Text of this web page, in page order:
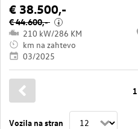
€ 38.500,-
€ 44.600,- i
210 kW/286 KM
km na zahtevo
03/2025
Vozila na stran
1